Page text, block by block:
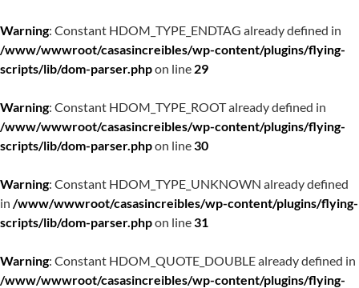
Warning: Constant HDOM_TYPE_ENDTAG already defined in
/www/wwwroot/casasincreibles/wp-content/plugins/flying-
scripts/lib/dom-parser.phpon line 29
Warning: Constant HDOM_TYPE_ROOT already defined in
/www/wwwroot/casasincreibles/wp-content/plugins/flying-
scripts/lib/dom-parser.phpon line30
Warning: Constant HDOM_TYPE_UNKNOWN already defined
in /www/wwwroot/casasincreibles/wp-content/plugins/flying-
scripts/lib/dom-parser.phpon line31
Warning: Constant HDOM_QUOTE_DOUBLE already defined in
/www/wwwroot/casasincreibles/wp-content/plugins/flying-